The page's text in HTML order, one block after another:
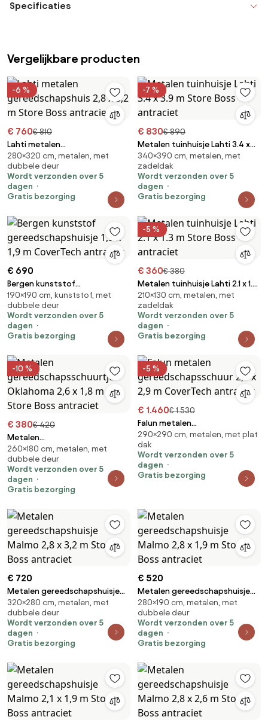
Specificaties
Vergelijkbare producten
-6 %
€ 760€ 810
Lahti metalen
gereedschapshuis 2,8 x 3,2 m
Store Boss antraciet
280×320 cm, metalen, met
dubbele deur
Wordt verzonden over 5
dagen
Gratis bezorging
-7 %
€ 830€ 890
Metalen tuinhuisje Lahti 3.4 x
3.9 m Store Boss antraciet
340×390 cm, metalen, met
zadeldak
Wordt verzonden over 5
dagen
Gratis bezorging
€ 690
Bergen kunststof
gereedschapshuisje 1,9 x 1,9 m
CoverTech antraciet
190×190 cm, kunststof, met
dubbele deur
Wordt verzonden over 5
dagen
Gratis bezorging
-5 %
€ 360€ 380
Metalen tuinhuisje Lahti 2.1 x 1.3
m Store Boss antraciet
210×130 cm, metalen, met
zadeldak
Wordt verzonden over 5
dagen
Gratis bezorging
-10 %
€ 380€ 420
Metalen
gereedschapsschuurtje
Oklahoma 2,6 x 1,8 m Store
Boss antraciet
260×180 cm, metalen, met
dubbele deur
Wordt verzonden over 5
dagen
Gratis bezorging
-5 %
€ 1.460€ 1.530
Falun metalen
gereedschapsschuur 2,9 x 2,9
m CoverTech antraciet
290×290 cm, metalen, met plat
dak
Wordt verzonden over 5
dagen
Gratis bezorging
€ 720
Metalen gereedschapshuisje
Malmo 2,8 x 3,2 m Store Boss
antraciet
320×280 cm, metalen, met
dubbele deur
Wordt verzonden over 5
dagen
Gratis bezorging
€ 520
Metalen gereedschapshuisje
Malmo 2,8 x 1,9 m Store Boss
antraciet
280×190 cm, metalen, met
dubbele deur
Wordt verzonden over 5
dagen
Gratis bezorging